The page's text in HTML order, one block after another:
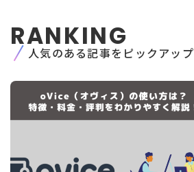
RANKING
人気のある記事をピックアップ